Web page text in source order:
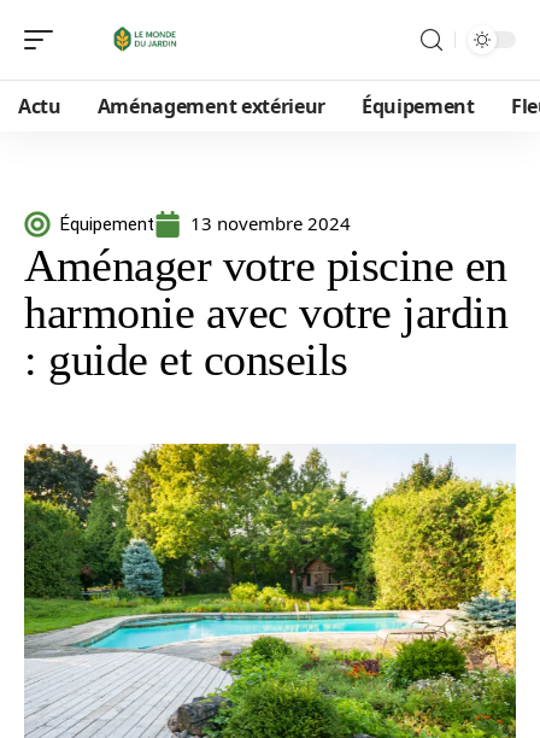
Actu Aménagement extérieur Équipement
Équipement 13 novembre 2024
Aménager votre piscine en
harmonie avec votre jardin
: guide et conseils